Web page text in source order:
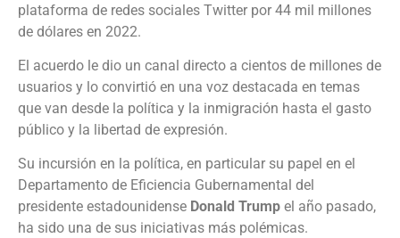
plataforma de redes sociales Twitter por 44 mil millones
de dólares en 2022.
El acuerdo le dio un canal directo a cientos de millones de
usuarios y lo convirtió en una voz destacada en temas
que van desde la política y la inmigración hasta el gasto
público y la libertad de expresión.
Su incursión en la política, en particular su papel en el
Departamento de Eficiencia Gubernamental del
presidente estadounidense Donald Trump el año pasado,
ha sido una de sus iniciativas más polémicas.